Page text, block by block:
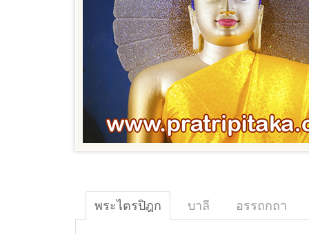
พระไตรปิฎก บาลี อรรถกถา